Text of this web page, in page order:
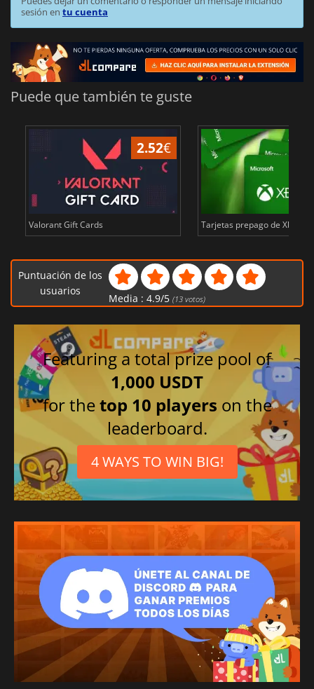
sesión en tu cuenta
Puede que también te guste
2.52€
Valorant Gift Cards Tarjetas prepago de Xbox
Puntuación de los
usuarios
Media : 4.9/5 (13votos)
Featuring a total prize pool of
1,000 USDT
for thetop 10 players on the
leaderboard.
4 WAYS TO WIN BIG!